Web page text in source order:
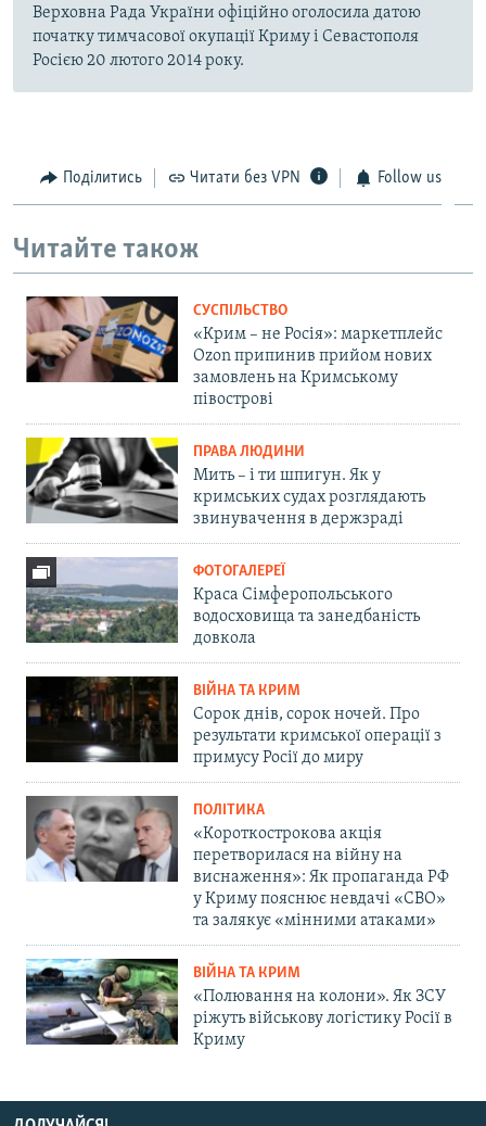
Верховна Рада України офіційно оголосила датою
початку тимчасової окупації Криму і Севастополя
Росією 20 лютого 2014 року.
Поділитись Читати без VPN Follow us
Читайте також
СУСПІЛЬСТВО
«Крим – не Росія»: маркетплейс
Ozon припинив прийом нових
замовлень на Кримському
півострові
ПРАВА ЛЮДИНИ
Мить – і ти шпигун. Як у
кримських судах розглядають
звинувачення в держзраді
ФОТОГАЛЕРЕЇ
Краса Сімферопольського
водосховища та занедбаність
довкола
ВІЙНА ТА КРИМ
Сорок днів, сорок ночей. Про
результати кримської операції з
примусу Росії до миру
ПОЛІТИКА
«Короткострокова акція
перетворилася на війну на
виснаження»: Як пропаганда РФ
у Криму пояснює невдачі «СВО»
та залякує «мінними атаками»
ВІЙНА ТА КРИМ
«Полювання на колони». Як ЗСУ
ріжуть військову логістику Росії в
Криму